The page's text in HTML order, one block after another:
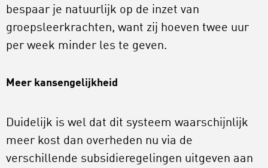
bespaar je natuurlijk op de inzet van
groepsleerkrachten, want zij hoeven twee uur
per week minder les te geven.
Meer kansengelijkheid
Duidelijk is wel dat dit systeem waarschijnlijk
meer kost dan overheden nu via de
verschillende subsidieregelingen uitgeven aan